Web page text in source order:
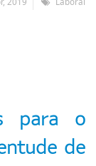
para o
de